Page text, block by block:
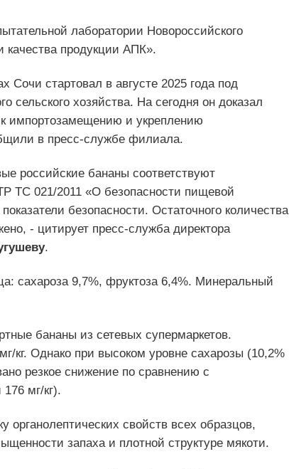
лаборатории Новороссийского
продукции АПК».
стартовал в августе 2025 года под
сельского хозяйства. На сегодня он доказал
импортозамещению и укреплению
в пресс-службе филиала.
российские бананы соответствуют
ТС 021/2011 «О безопасности пищевой
безопасности. Остаточного количества
- цитирует пресс-служба директора
.
сахароза 9,7%, фруктоза 6,4%. Минеральный
бананы из сетевых супермаркетов.
кг. Однако при высоком уровне сахарозы (10,2%
резкое снижение по сравнению с
мг/кг).
органолептических свойств всех образцов,
запаха и плотной структуре мякоти.